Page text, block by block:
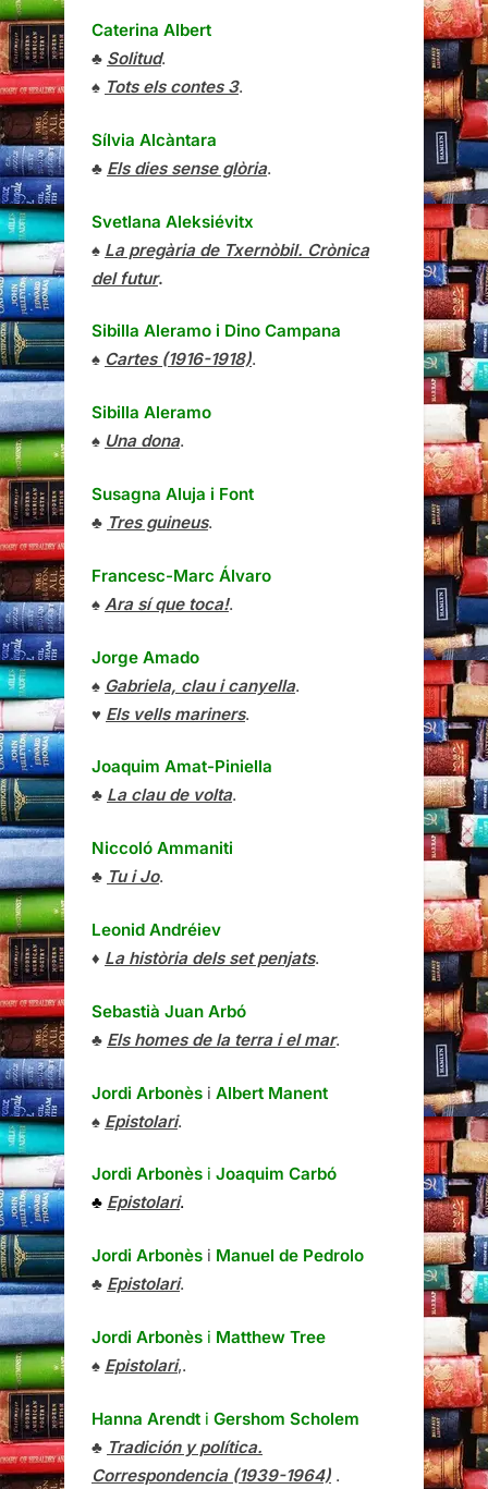
Caterina Albert
♣ Solitud.
♠ Tots els contes 3.
Sílvia Alcàntara
♣ Els dies sense glòria.
Svetlana Aleksiévitx
♠ La pregària de Txernòbil. Crònica
del futur.
Sibilla Aleramo i Dino Campana
♠ Cartes (1916-1918).
Sibilla Aleramo
♠ Una dona.
Susagna Aluja i Font
♣ Tres guineus.
Francesc-Marc Álvaro
♠ Ara sí que toca!.
Jorge Amado
♠ Gabriela, clau i canyella.
♥ Els vells mariners.
Joaquim Amat-Piniella
♣ La clau de volta.
Niccoló Ammaniti
♣ Tu i Jo.
Leonid Andréiev
♦ La història dels set penjats.
Sebastià Juan Arbó
♣ Els homes de la terra i el mar.
Jordi Arbonès i Albert Manent
♠ Epistolari.
Jordi Arbonès i Joaquim Carbó
♣ Epistolari.
Jordi Arbonès i Manuel de Pedrolo
♣ Epistolari.
Jordi Arbonès i Matthew Tree
♠ Epistolari,.
Hanna Arendt i Gershom Scholem
♣ Tradición y política.
Correspondencia (1939-1964) .